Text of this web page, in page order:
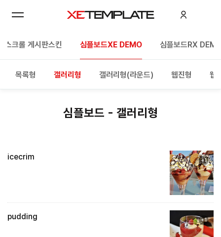
스크롤 게시판스킨 심플보드XE DEMO 심플보드RX
목록형 갤러리형 갤러리형(라운드) 웹진형 웹
심플보드 - 갤러리형
icecrim +1
pudding +1